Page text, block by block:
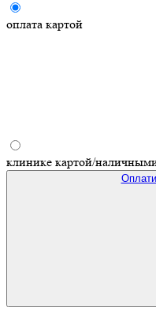
оплата картой
клинике картой/